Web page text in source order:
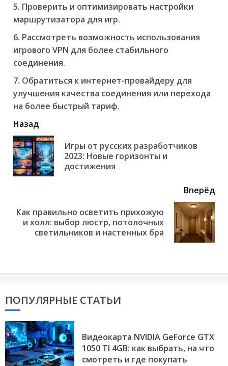
5. Проверить и оптимизировать настройки
маршрутизатора для игр.
6. Рассмотреть возможность использования
игрового VPN для более стабильного
соединения.
7. Обратиться к интернет-провайдеру для
улучшения качества соединения или перехода
на более быстрый тариф.
читать
еще
Назад
Игры от русских разработчиков
2023: Новые горизонты и
достижения
Вперёд
Next
Как правильно осветить прихожую
и холл: выбор люстр, потолочных
светильников и настенных бра
ПОПУЛЯРНЫЕ СТАТЬИ
Видеокарта NVIDIA GeForce GTX
1050 TI 4GB: как выбрать, на что
смотреть и где покупать